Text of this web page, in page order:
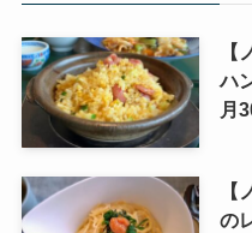
ハ
月
の